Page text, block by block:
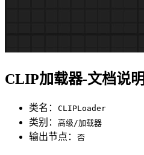
CLIP加载器-文档说明
类名： CLIPLoader
类别： 高级/加载器
输出节点： 否